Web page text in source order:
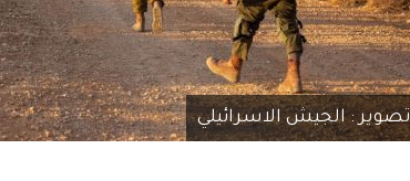
: الجيش الاسرائيلي